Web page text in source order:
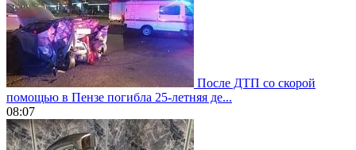
После ДТП со скорой
помощью в Пензе погибла 25-летняя де...
08:07